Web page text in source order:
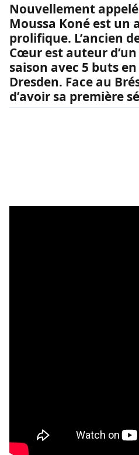
Nouvellement
Moussa Koné est un
prolifique. L’ancien
Cœur est auteur
saison avec 5 buts
Dresden. Face au
d’avoir sa première